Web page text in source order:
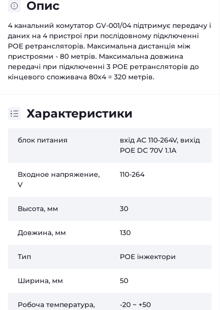
Опис
4 канальний комутатор GV-001/04 підтримує передачу і
даних на 4 пристрої при послідовному підключенні
POE ретрансляторів. Максимальна дистанція між
пристроями - 80 метрів. Максимальна довжина
передачі при підключенні 3 POE ретрансляторів до
кінцевого споживача 80х4 = 320 метрів.
Характеристики
блок питания
вхід AC 110-264V, вихід
POE DC 70V 1.1A
Входное напряжение,
V
110-264
Высота, мм 30
Довжина, мм 130
Тип POE інжектори
Ширина, мм 50
Робоча температура,
-20 ~ +50